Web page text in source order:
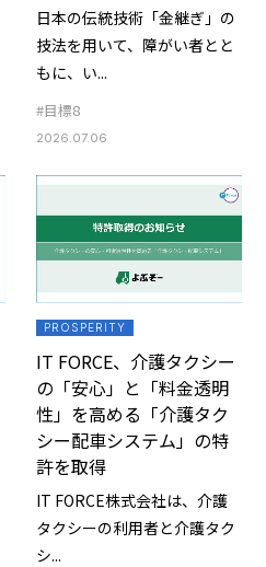
日本の伝統技術「金継ぎ」の
技法を用いて、障がい者とと
もに、い...
#目標8
2026.07.06
PROSPERITY
IT FORCE、介護タクシー
の「安心」と「料金透明
性」を高める「介護タク
シー配車システム」の特
許を取得
IT FORCE株式会社は、介護
タクシーの利用者と介護タク
シ...